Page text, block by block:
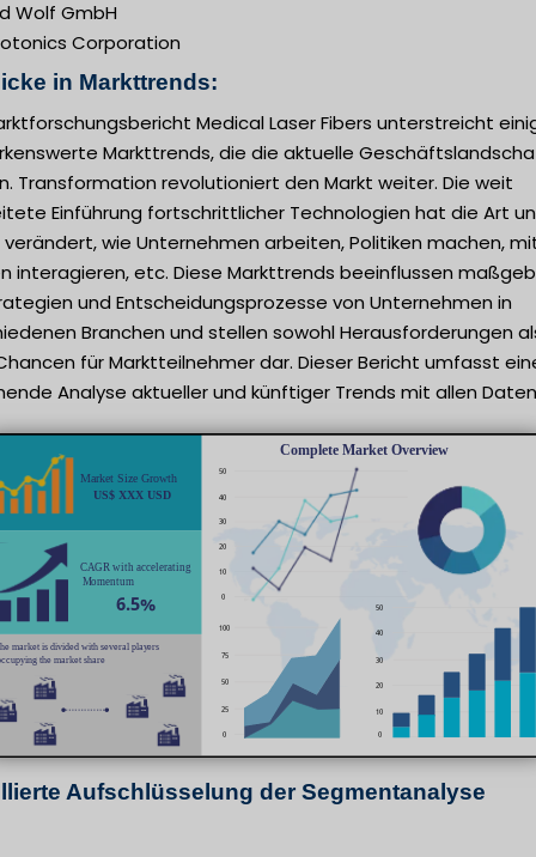
Wolf GmbH
Corporation
in Markttrends:
Medical Laser Fibers unterstreicht
Markttrends, die die aktuelle
Transformation revolutioniert den Markt weiter. Die weit
Einführung fortschrittlicher Technologien hat die Art
verändert, wie Unternehmen arbeiten, Politiken machen,
interagieren, etc. Diese Markttrends beeinflussen
und Entscheidungsprozesse von Unternehmen in
Branchen und stellen sowohl Herausforderungen
für Marktteilnehmer dar. Dieser Bericht umfasst
Analyse aktueller und künftiger Trends mit allen
Aufschlüsselung der Segmentanalyse